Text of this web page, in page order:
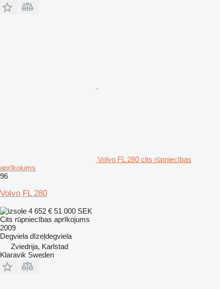
Volvo FL 280 cits rūpniecības
aprīkojums
96
Volvo FL 280
4 652 € 51 000 SEK
Cits rūpniecības aprīkojums
2009
Degviela dīzeļdegviela
Zviedrija, Karlstad
Klaravik Sweden